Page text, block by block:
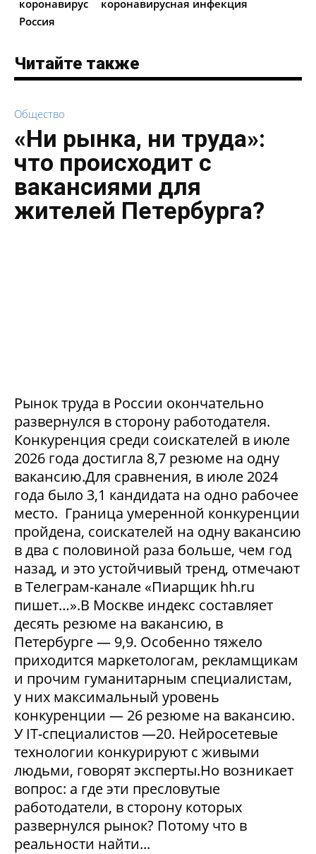
коронавирус
коронавирусная инфекция
Россия
Читайте также
Общество
«Ни рынка, ни труда»:
что происходит с
вакансиями для
жителей Петербурга?
Рынок труда в России окончательно
развернулся в сторону работодателя.
Конкуренция среди соискателей в июле
2026 года достигла 8,7 резюме на одну
вакансию.Для сравнения, в июле 2024
года было 3,1 кандидата на одно рабочее
место. Граница умеренной конкуренции
пройдена, соискателей на одну вакансию
в два с половиной раза больше, чем год
назад, и это устойчивый тренд, отмечают
в Телеграм-канале «Пиарщик hh.ru
пишет…».В Москве индекс составляет
десять резюме на вакансию, в
Петербурге — 9,9. Особенно тяжело
приходится маркетологам, рекламщикам
и прочим гуманитарным специалистам,
у них максимальный уровень
конкуренции — 26 резюме на вакансию.
У IT-специалистов —20. Нейросетевые
технологии конкурируют с живыми
людьми, говорят эксперты.Но возникает
вопрос: а где эти пресловутые
работодатели, в сторону которых
развернулся рынок? Потому что в
реальности найти...